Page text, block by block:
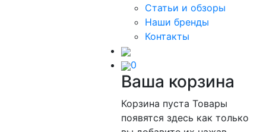
Статьи и обзоры
Наши бренды
Контакты
0
Ваша корзина
Корзина пустаТовары
появятся здесь как только